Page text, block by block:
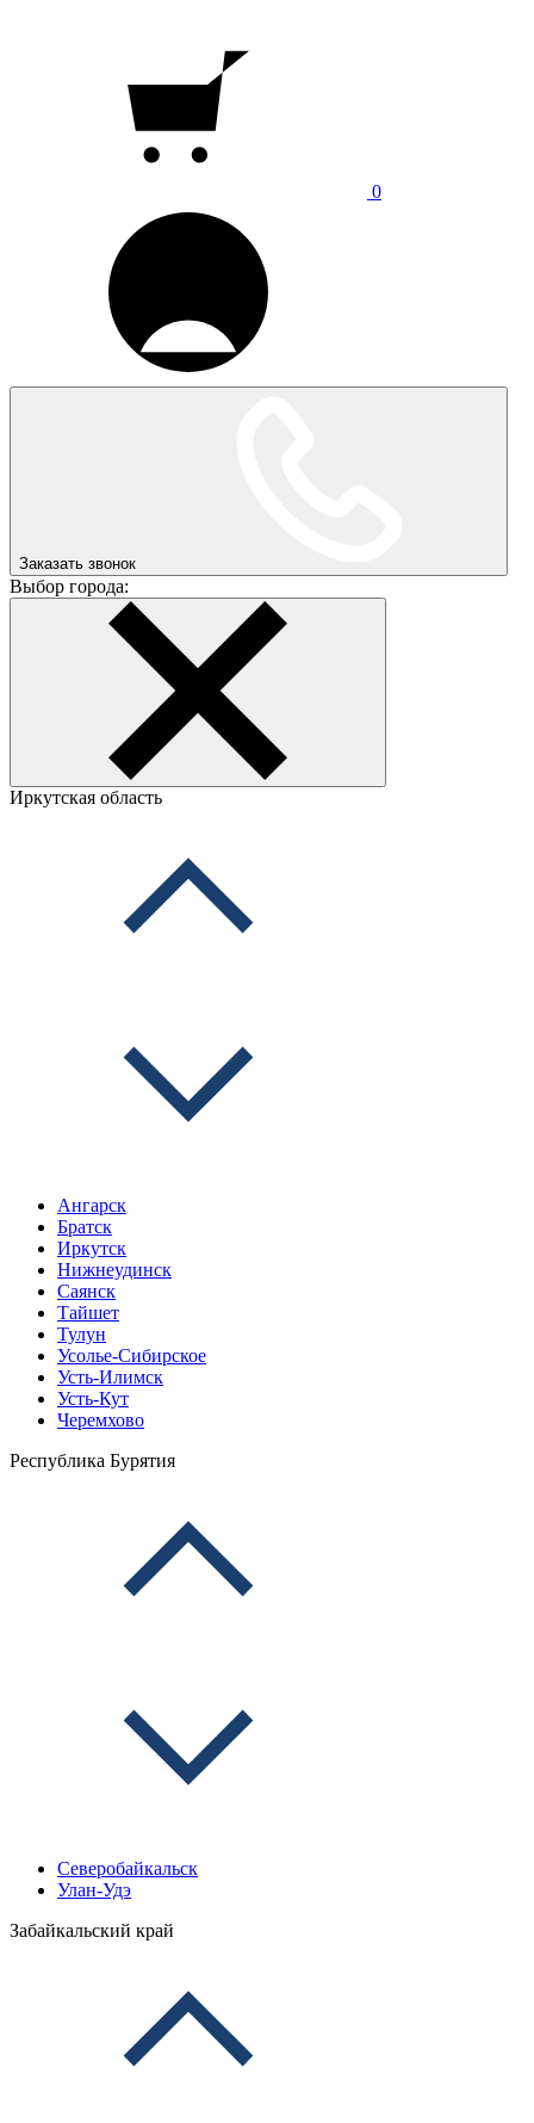
0
Заказать звонок
Выбор города:
Иркутская область
Ангарск
Братск
Иркутск
Нижнеудинск
Саянск
Тайшет
Тулун
Усолье-Сибирское
Усть-Илимск
Усть-Кут
Черемхово
Республика Бурятия
Северобайкальск
Улан-Удэ
Забайкальский край